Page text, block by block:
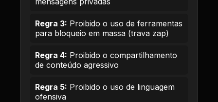
Regra 3: Proibido o uso de ferramentas
para bloqueio em massa (trava zap)
Regra 4: Proibido o compartilhamento
de conteúdo agressivo
Regra 5: Proibido o uso de linguagem
ofensiva